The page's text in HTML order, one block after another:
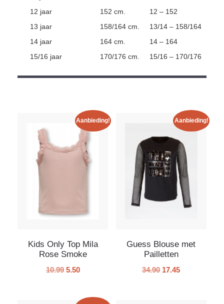
12 jaar
152 cm.
12 – 152
13 jaar
158/164 cm.
13/14 – 158/164
14 jaar
164 cm.
14 – 164
15/16 jaar
170/176 cm. 15/16 – 170/176
Aanbieding!
Kids Only Top Mila
Rose Smoke
10.99 5.50
Aanbieding!
Guess Blouse met
Pailletten
34.90 17.45